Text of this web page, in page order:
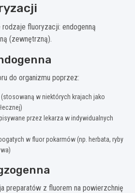
rodzaje fluoryzacji: endogenną
(zewnętrzną).
do organizmu poprzez:
w niektórych krajach jako
przez lekarza w indywidualnych
w fluor pokarmów (np. herbata, ryby
preparatów z fluorem na powierzchnię